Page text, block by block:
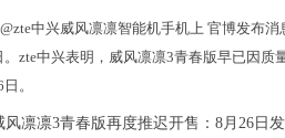
中兴威风凛凛智能机手机上 官博发布
。zte中兴表明，威风凛凛3青春版早已因
。